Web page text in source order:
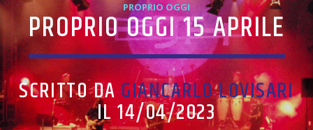
PROPRIO OGGI
PROPRIO OGGI 15 APRILE
SCRITTO DAGIANCARLO LOVISARI
IL 14/04/2023